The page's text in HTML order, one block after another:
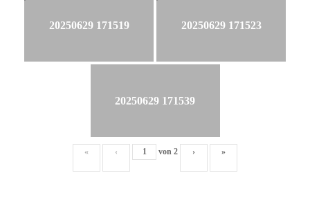
20250629 171519 20250629 171523
20250629 171539
« ‹ von 2 › »